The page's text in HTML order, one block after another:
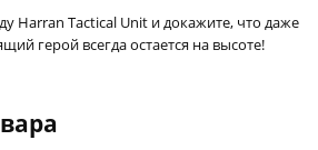
Harran Tactical Unit и докажите, что даже
герой всегда остается на высоте!